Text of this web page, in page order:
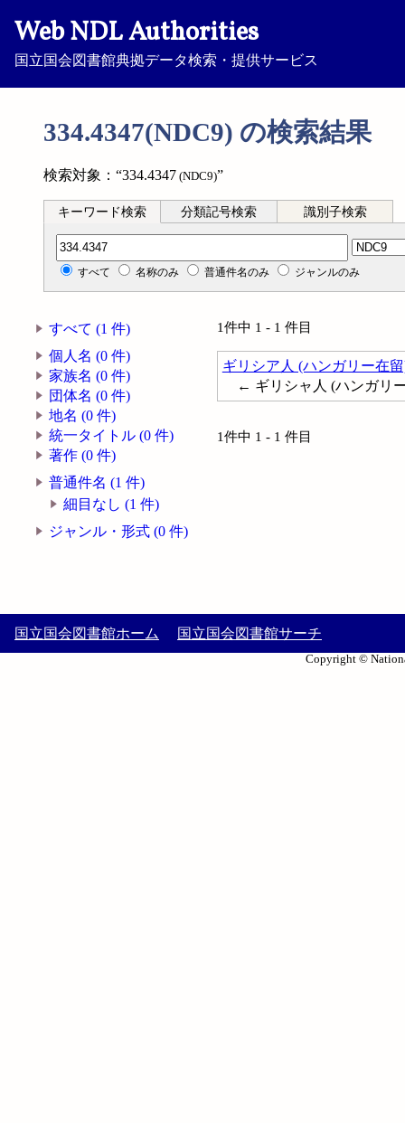
Web NDL Authorities
国立国会図書館典拠データ検索・提供サービス
334.4347(NDC9) の検索結果
検索対象：“334.4347 (NDC9)”
キーワード検索 分類記号検索 識別子検索
分類記号検索
すべて 名称のみ 普通件名のみ ジャンルのみ
すべて (1 件)
個人名 (0 件)
家族名 (0 件)
団体名 (0 件)
地名 (0 件)
統一タイトル (0 件)
著作 (0 件)
普通件名 (1 件)
細目なし (1 件)
ジャンル・形式 (0 件)
1件中 1 - 1 件目
ギリシア人 (ハンガリー在
← ギリシャ人 (ハンガリ
1件中 1 - 1 件目
国立国会図書館ホーム 国立国会図書館サーチ
Copyright ©